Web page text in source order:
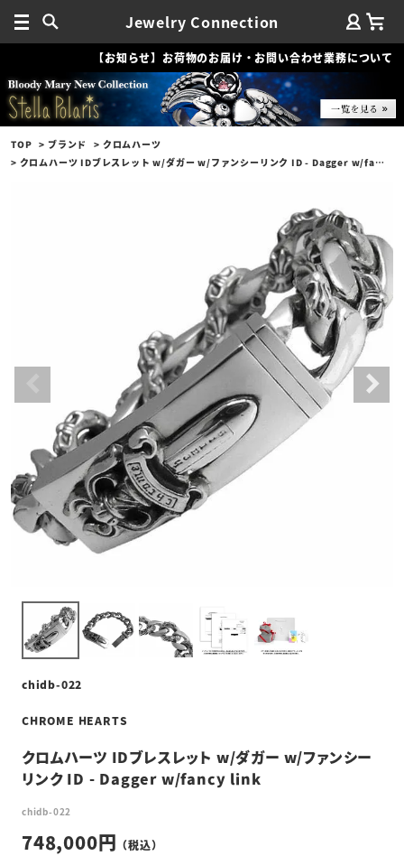
Jewelry Connection
【お知らせ】お荷物のお届け・お問い合わせ業務について
TOP ブランド
クロムハーツ
クロムハーツ IDブレスレット w/ダガー w/ファンシーリンク ID - Dagger w/fancy link
chidb-022
CHROME HEARTS
クロムハーツ IDブレスレット w/ダガー w/ファンシー
リンク ID - Dagger w/fancy link
chidb-022
748,000